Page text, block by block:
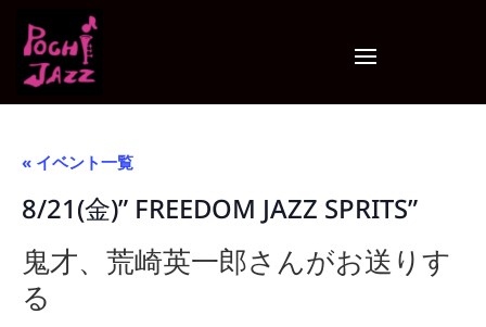
« イベント一覧
8/21(金)” FREEDOM JAZZ SPRITS”
鬼才、荒崎英一郎さんがお送りす
る